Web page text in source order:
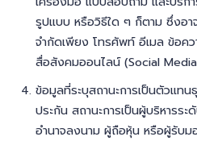
รูปแบบ หรือวิธีใด ๆ ก็ตาม ซึ่งอา
จำกัดเพียง โทรศัพท์ อีเมล ข้อค
สื่อสังคมออนไลน์ (Social
ข้อมูลที่ระบุสถานะการเป็นตัวแท
ประกัน สถานะการเป็นผู้บริหารร
อำนาจลงนาม ผู้ถือหุ้น หรือผู้รับม